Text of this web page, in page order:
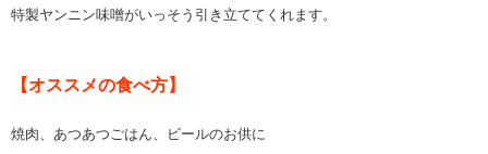
特製ヤンニン味噌がいっそう引き立ててくれます。
【オススメの食べ方】
焼肉、あつあつごはん、ビールのお供に